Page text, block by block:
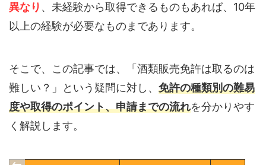
異なり 、未経験から取得できるものもあれば、10年
以上の経験が必要なものまであります。
そこで、この記事では、「酒類販売免許は取るのは
難しい？」という疑問に対し、 免許の種類別の難易
度や取得のポイント、申請までの流れを分かりやす
く解説します。